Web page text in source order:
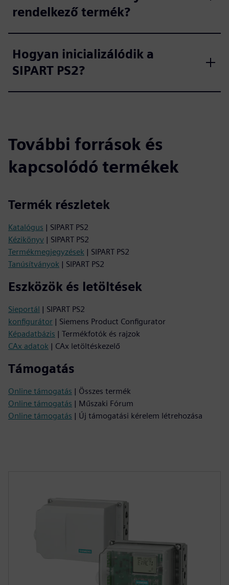
rendelkező termék?
Hogyan inicializálódik a
SIPART PS2?
További források és
kapcsolódó termékek
Termék részletek
Katalógus | SIPART PS2
Kézikönyv | SIPART PS2
Termékmegjegyzések | SIPART PS2
Tanúsítványok | SIPART PS2
Eszközök és letöltések
Sieportál | SIPART PS2
konfigurátor | Siemens Product Configurator
Képadatbázis | Termékfotók és rajzok
CAx adatok | CAx letöltéskezelő
Támogatás
Online támogatás | Összes termék
Online támogatás | Műszaki Fórum
Online támogatás | Új támogatási kérelem létrehozása